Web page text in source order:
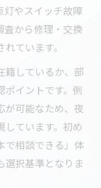
灯やスイッチ故障
査から修理・交換
ています。
籍しているか、部
イントです。例
が可能なため、夜
ています。初め
で相談できる」体
択基準となりま